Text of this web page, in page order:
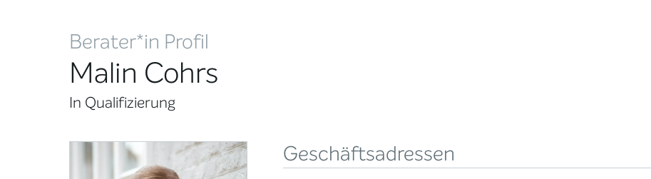
Berater*in Profil
Malin Cohrs
In Qualifizierung
Geschäftsadressen